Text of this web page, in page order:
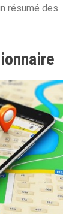
résumé des